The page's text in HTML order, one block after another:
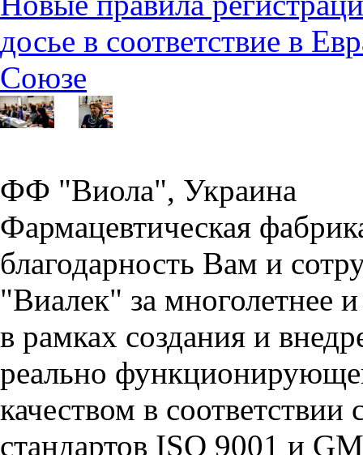
досье в соответствие в
Союзе
ФФ "Виола", Украина
Фармацевтическая
благодарность Вам и
"Виалек" за многолетнее
в рамках создания и
реально
качеством в
стандартов ISO 9001 и